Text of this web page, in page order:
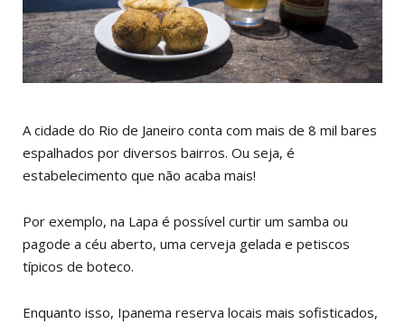
A cidade do Rio de Janeiro conta com mais de 8 mil bares
espalhados por diversos bairros. Ou seja, é
estabelecimento que não acaba mais!
Por exemplo, na Lapa é possível curtir um samba ou
pagode a céu aberto, uma cerveja gelada e petiscos
típicos de boteco.
Enquanto isso, Ipanema reserva locais mais sofisticados,